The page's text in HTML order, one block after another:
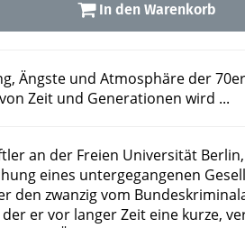
In den Warenkorb
Ängste und Atmosphäre der
Zeit und Generationen wird ...
an der Freien Universität
eines untergegangenen
den zwanzig vom
er vor langer Zeit eine kurze,